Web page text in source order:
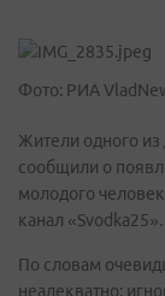
Фото: РИА
Жители одного
сообщили о
молодого
канал «Svodka25».
По словам
неадекватно: